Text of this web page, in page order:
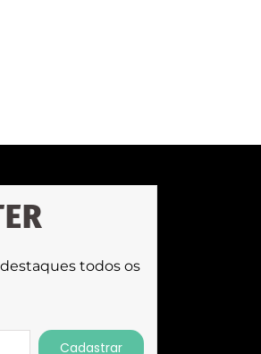
todos os
Cadastrar